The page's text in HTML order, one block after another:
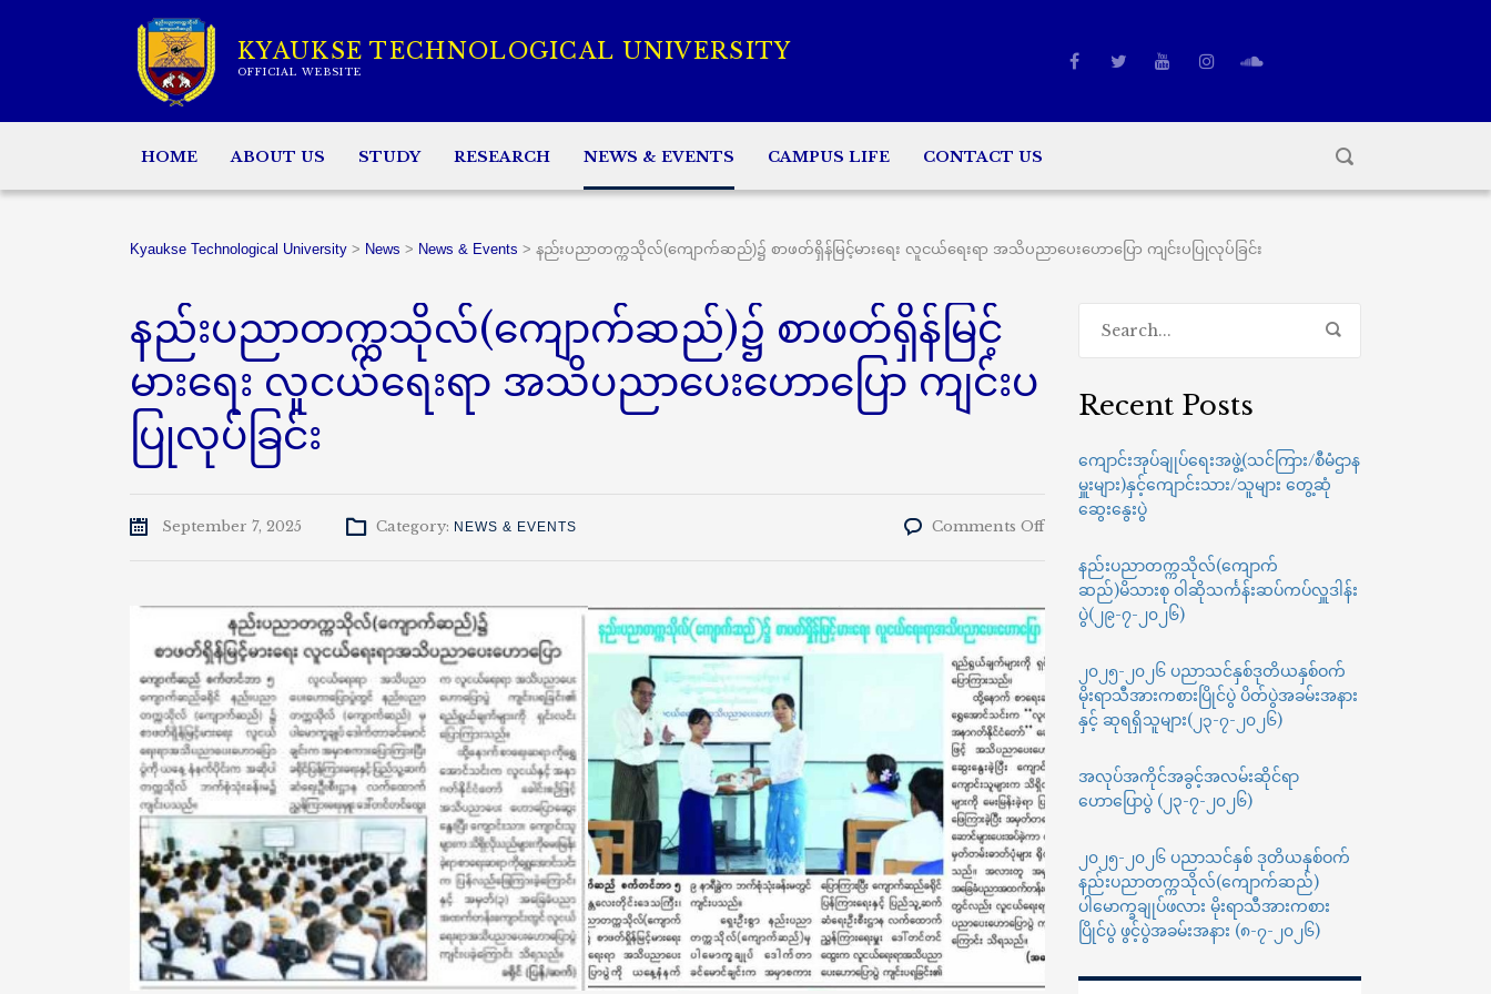
KYAUKSE TECHNOLOGICAL UNIVERSITY
OFFICIAL WEBSITE
HOME ABOUT US STUDY RESEARCH NEWS & EVENTS CAMPUS LIFE CONTACT US
Kyaukse Technological University > News > News & Events > နည်းပညာတက္ကသိုလ်(ကျောက်ဆည်)၌ စာဖတ်ရှိန်မြင့်မားရေး လူငယ်ရေးရာ အသိပညာပေးဟောပြော ကျင်းပပြုလုပ်ခြင်း
နည်းပညာတက္ကသိုလ်(ကျောက်ဆည်)၌ စာဖတ်ရှိန်မြင့်
မားရေး လူငယ်ရေးရာ အသိပညာပေးဟောပြော ကျင်းပ
ပြုလုပ်ခြင်း
September 7, 2025 Category: NEWS & EVENTS Comments Offon
တက္ကသိုလ်(ကျောက်
ဆည်)၌
ဖတ်
မြင့်
မား
ရေး
လူငယ်
ရေးရာ
အသိပညာ
ပေး
ဟောပြော
ကျင်းပ
ပြုလုပ်
ခြင်း
Recent Posts
ကျောင်းအုပ်ချုပ်ရေးအဖွဲ့(သင်ကြား/စီမံဌာန
မှူးများ)နှင့်ကျောင်းသား/သူများ တွေ့ဆုံ
ဆွေးနွေးပွဲ
နည်းပညာတက္ကသိုလ်(ကျောက်
ဆည်)မိသားစု ဝါဆိုသင်္ကန်းဆပ်ကပ်လှူဒါန်း
ပွဲ(၂၉-၇-၂၀၂၆)
၂၀၂၅-၂၀၂၆ ပညာသင်နှစ်ဒုတိယနှစ်ဝက်
မိုးရာသီအားကစားပြိုင်ပွဲ ပိတ်ပွဲအခမ်းအနား
နှင့် ဆုရရှိသူများ(၂၃-၇-၂၀၂၆)
အလုပ်အကိုင်အခွင့်အလမ်းဆိုင်ရာ
ဟောပြောပွဲ (၂၃-၇-၂၀၂၆)
၂၀၂၅-၂၀၂၆ ပညာသင်နှစ် ဒုတိယနှစ်ဝက်
နည်းပညာတက္ကသိုလ်(ကျောက်ဆည်)
ပါမောက္ခချုပ်ဖလား မိုးရာသီအားကစား
ပြိုင်ပွဲ ဖွင့်ပွဲအခမ်းအနား (၈-၇-၂၀၂၆)